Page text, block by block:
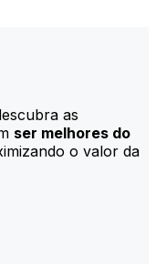
as
ser melhores do
o valor da